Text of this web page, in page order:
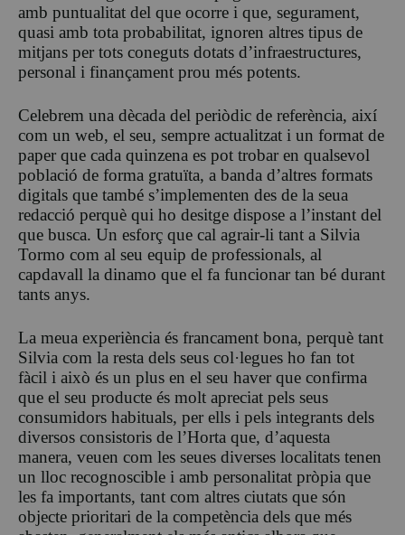
amb puntualitat del que ocorre i que, segurament,
quasi amb tota probabilitat, ignoren altres tipus de
mitjans per tots coneguts dotats d’infraestructures,
personal i finançament prou més potents.
Celebrem una dècada del periòdic de referència, així
com un web, el seu, sempre actualitzat i un format de
paper que cada quinzena es pot trobar en qualsevol
població de forma gratuïta, a banda d’altres formats
digitals que també s’implementen des de la seua
redacció perquè qui ho desitge dispose a l’instant del
que busca. Un esforç que cal agrair-li tant a Silvia
Tormo com al seu equip de professionals, al
capdavall la dinamo que el fa funcionar tan bé durant
tants anys.
La meua experiència és francament bona, perquè tant
Silvia com la resta dels seus col·legues ho fan tot
fàcil i això és un plus en el seu haver que confirma
que el seu producte és molt apreciat pels seus
consumidors habituals, per ells i pels integrants dels
diversos consistoris de l’Horta que, d’aquesta
manera, veuen com les seues diverses localitats tenen
un lloc recognoscible i amb personalitat pròpia que
les fa importants, tant com altres ciutats que són
objecte prioritari de la competència dels que més